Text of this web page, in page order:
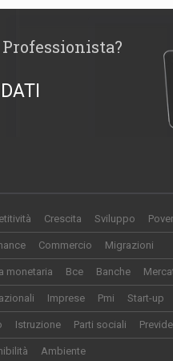
Crescita Sviluppo
Commercio Migrazioni
monetaria Bce Banche
Imprese Pmi Start-up
Istruzione Parti sociali
Ambiente